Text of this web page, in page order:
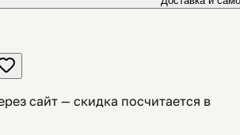
сайт — скидка посчитается в